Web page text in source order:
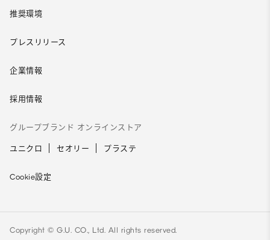
推奨環境
プレスリリース
企業情報
採用情報
グループブランド オンラインストア
ユニクロ セオリー プラステ
Cookie設定
Copyright © G.U. CO., Ltd. All rights reserved.